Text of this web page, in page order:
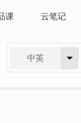
课 云笔记
中英